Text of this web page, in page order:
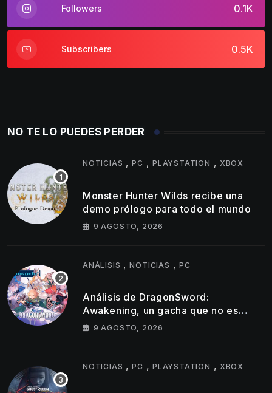
0.1K
Followers
0.5K
Subscribers
NO TE LO PUEDES PERDER
NOTICIAS ,PC ,PLAYSTATION , XBOX
Monster Hunter Wilds recibe una
demo prólogo para todo el mundo
9 AGOSTO, 2026
ANÁLISIS ,NOTICIAS , PC
Análisis de DragonSword:
Awakening, un gacha que no es
gacha
9 AGOSTO, 2026
NOTICIAS ,PC ,PLAYSTATION , XBOX